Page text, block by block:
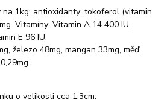
1kg: antioxidanty: tokoferol (vitamin
Vitamíny: Vitamin A 14 400 IU,
E 96 IU.
železo 48mg, mangan 33mg, měď
o velikosti cca 1,3cm.